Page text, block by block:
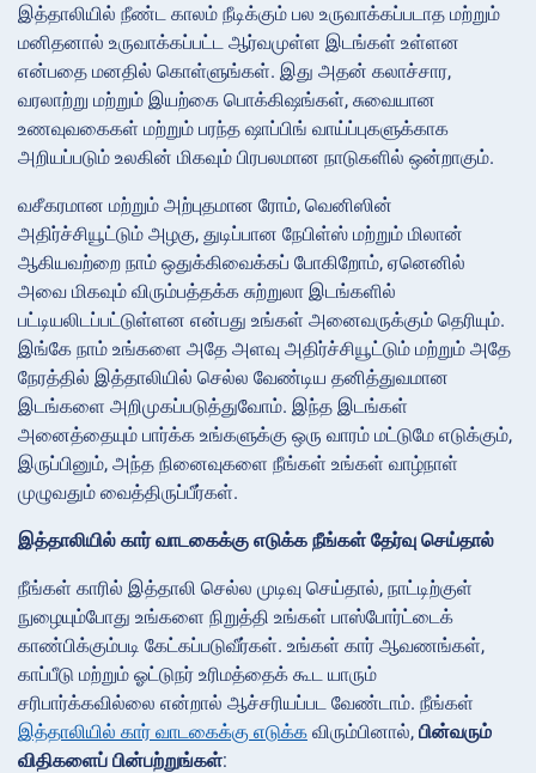
இத்தாலியில் நீண்ட காலம் நீடிக்கும் பல உருவாக்கப்படாத மற்றும்
மனிதனால் உருவாக்கப்பட்ட ஆர்வமுள்ள இடங்கள் உள்ளன
என்பதை மனதில் கொள்ளுங்கள். இது அதன் கலாச்சார,
வரலாற்று மற்றும் இயற்கை பொக்கிஷங்கள், சுவையான
உணவுவகைகள் மற்றும் பரந்த ஷாப்பிங் வாய்ப்புகளுக்காக
அறியப்படும் உலகின் மிகவும் பிரபலமான நாடுகளில் ஒன்றாகும்.
வசீகரமான மற்றும் அற்புதமான ரோம், வெனிஸின்
அதிர்ச்சியூட்டும் அழகு, துடிப்பான நேபிள்ஸ் மற்றும் மிலான்
ஆகியவற்றை நாம் ஒதுக்கிவைக்கப் போகிறோம், ஏனெனில்
அவை மிகவும் விரும்பத்தக்க சுற்றுலா இடங்களில்
பட்டியலிடப்பட்டுள்ளன என்பது உங்கள் அனைவருக்கும் தெரியும்.
இங்கே நாம் உங்களை அதே அளவு அதிர்ச்சியூட்டும் மற்றும் அதே
நேரத்தில் இத்தாலியில் செல்ல வேண்டிய தனித்துவமான
இடங்களை அறிமுகப்படுத்துவோம். இந்த இடங்கள்
அனைத்தையும் பார்க்க உங்களுக்கு ஒரு வாரம் மட்டுமே எடுக்கும்,
இருப்பினும், அந்த நினைவுகளை நீங்கள் உங்கள் வாழ்நாள்
முழுவதும் வைத்திருப்பீர்கள்.
இத்தாலியில் கார் வாடகைக்கு எடுக்க நீங்கள் தேர்வு செய்தால்
நீங்கள் காரில் இத்தாலி செல்ல முடிவு செய்தால், நாட்டிற்குள்
நுழையும்போது உங்களை நிறுத்தி உங்கள் பாஸ்போர்ட்டைக்
காண்பிக்கும்படி கேட்கப்படுவீர்கள். உங்கள் கார் ஆவணங்கள்,
காப்பீடு மற்றும் ஓட்டுநர் உரிமத்தைக் கூட யாரும்
சரிபார்க்கவில்லை என்றால் ஆச்சரியப்பட வேண்டாம். நீங்கள்
இத்தாலியில் கார் வாடகைக்கு எடுக்க விரும்பினால், பின்வரும்
விதிகளைப் பின்பற்றுங்கள்: